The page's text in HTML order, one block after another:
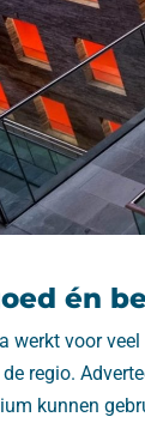
én
werkt voor
regio.
kunnen